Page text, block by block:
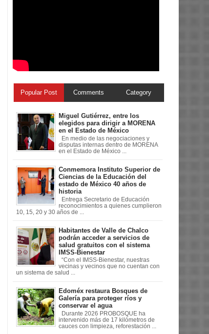
Popular Post Comments Category
Miguel Gutiérrez, entre los
elegidos para dirigir a MORENA
en el Estado de México
En medio de las negociaciones y
disputas internas dentro de MORENA
en el Estado de México ...
Conmemora Instituto Superior de
Ciencias de la Educación del
estado de México 40 años de
historia
Entrega Secretario de Educación
reconocimientos a quienes cumplieron
10, 15, 20 y 30 años de ...
Habitantes de Valle de Chalco
podrán acceder a servicios de
salud gratuitos con el sistema
IMSS-Bienestar
“Con el IMSS-Bienestar, nuestras
vecinas y vecinos que no cuentan con
un sistema de salud ...
Edoméx restaura Bosques de
Galería para proteger ríos y
conservar el agua
Durante 2026 PROBOSQUE ha
intervenido más de 17 kilómetros de
cauces con limpieza, reforestación ...